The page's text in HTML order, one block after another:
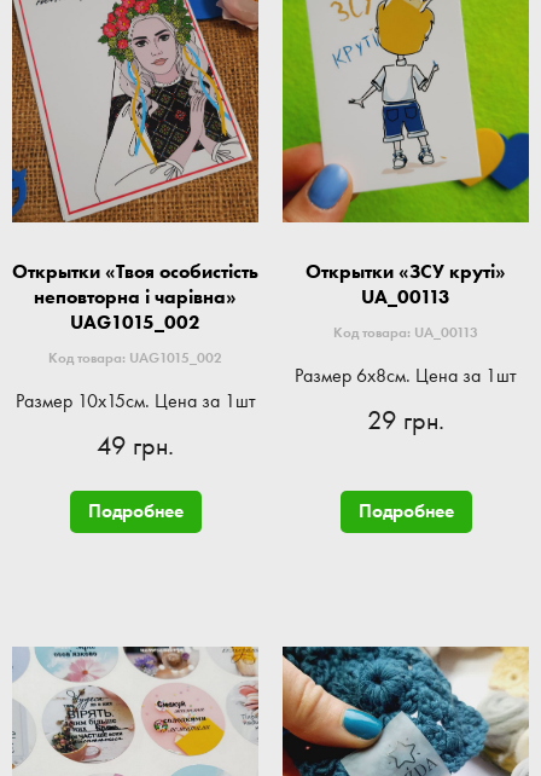
Открытки «Твоя особистість
неповторна і чарівна»
UAG1015_002
Код товара: UAG1015_002
Размер 10x15см. Цена за 1шт
49 грн.
Подробнее
Открытки «ЗСУ круті»
UA_00113
Код товара: UA_00113
Размер 6x8см. Цена за 1шт
29 грн.
Подробнее